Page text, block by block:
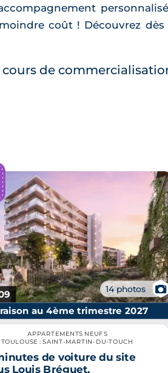
coût ! Découvrez
de
14 photos 📷
au 4ème trimestre 2027
APPARTEMENTS NEUFS
TOULOUSE : SAINT-MARTIN-DU-TOUCH
de voiture du site
Louis Bréguet.